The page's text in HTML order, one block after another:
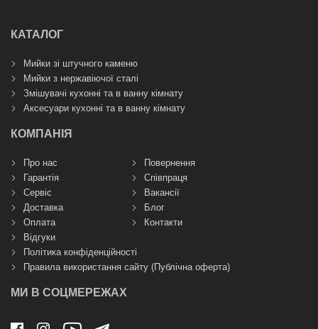
КАТАЛОГ
Мийки зі штучного каменю
Мийки з нержавіючої сталі
Змішувачі кухонні та в ванну кімнату
Аксесуари кухонні та в ванну кімнату
КОМПАНІЯ
Про нас
Гарантія
Сервіс
Доставка
Оплата
Повернення
Співпраця
Вакансії
Блог
Контакти
Відгуки
Політика конфіденційності
Правила використання сайту (Публічна оферта)
МИ В СОЦМЕРЕЖАХ